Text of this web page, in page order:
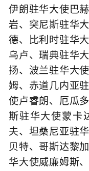
伊朗驻华大使巴
岩、突尼斯驻华
德、比利时驻华
乌卢、瑞典驻华
扬、波兰驻华大
姆、赤道几内亚
使卢睿朗、厄瓜
斯驻华大使蒙卡
夫、坦桑尼亚驻
贝特、哥斯达黎
华大使威廉姆斯